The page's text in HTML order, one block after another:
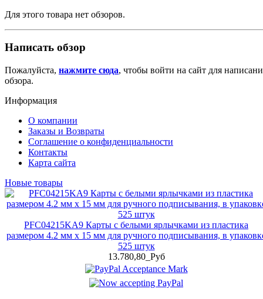
Для этого товара нет обзоров.
Написать обзор
Пожалуйста, нажмите сюда, чтобы войти на сайт для
обзора.
Информация
О компании
Заказы и Возвраты
Соглашение о конфиденциальности
Контакты
Карта сайта
Новые товары
PFC04215KA9 Карты с белыми ярлычками из пластика
размером 4.2 мм x 15 мм для ручного подписывания, в
525 штук
13.780,80_Руб